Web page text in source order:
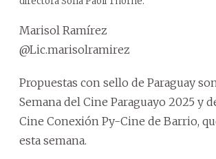
Marisol Ramírez
@Lic.marisolramirez
Propuestas con sello de Paraguay
Semana del Cine Paraguayo 2025 y
Cine Conexión Py-Cine de Barrio,
esta semana.